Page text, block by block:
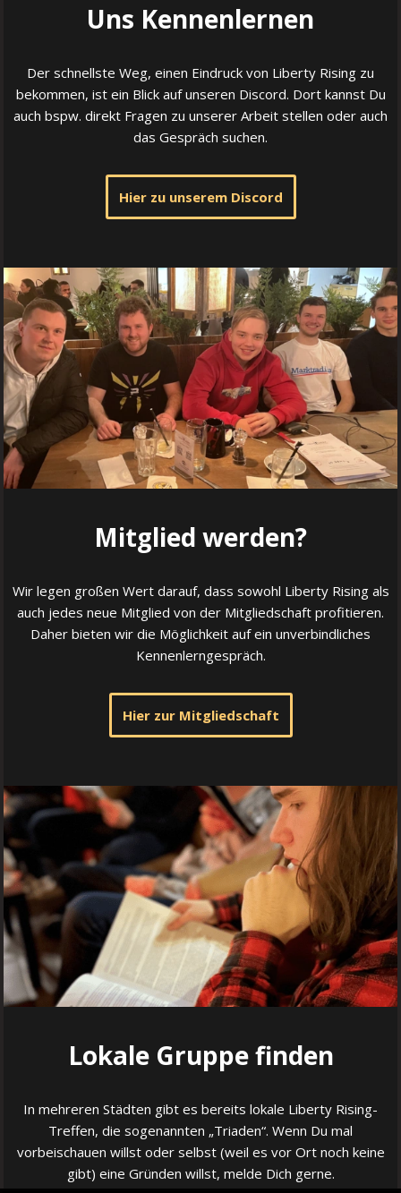
Uns Kennenlernen
Der schnellste Weg, einen Eindruck von Liberty Rising zu
bekommen, ist ein Blick auf unseren Discord. Dort kannst Du
auch bspw. direkt Fragen zu unserer Arbeit stellen oder auch
das Gespräch suchen.
Hier zu unserem Discord
Mitglied werden?
Wir legen großen Wert darauf, dass sowohl Liberty Rising als
auch jedes neue Mitglied von der Mitgliedschaft profitieren.
Daher bieten wir die Möglichkeit auf ein unverbindliches
Kennenlerngespräch.
Hier zur Mitgliedschaft
Lokale Gruppe finden
In mehreren Städten gibt es bereits lokale Liberty Rising-
Treffen, die sogenannten „Triaden“. Wenn Du mal
vorbeischauen willst oder selbst (weil es vor Ort noch keine
gibt) eine Gründen willst, melde Dich gerne.